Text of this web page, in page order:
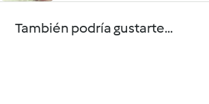
También podría gustarte...